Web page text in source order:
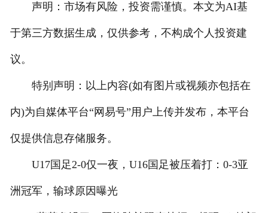
声明：市场有风险，投资需谨慎。本文为AI基
于第三方数据生成，仅供参考，不构成个人投资建
议。
特别声明：以上内容(如有图片或视频亦包括在
内)为自媒体平台“网易号”用户上传并发布，本平台
仅提供信息存储服务。
U17国足2-0仅一夜，U16国足被压着打：0-3亚
洲冠军，输球原因曝光